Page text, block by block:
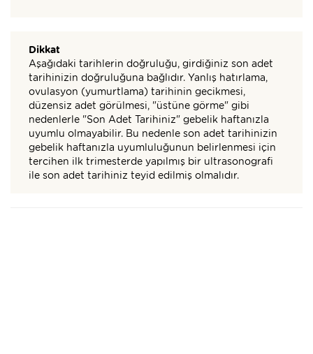
Dikkat
Aşağıdaki tarihlerin doğruluğu, girdiğiniz son adet
tarihinizin doğruluğuna bağlıdır. Yanlış hatırlama,
ovulasyon (yumurtlama) tarihinin gecikmesi,
düzensiz adet görülmesi, "üstüne görme" gibi
nedenlerle "Son Adet Tarihiniz" gebelik haftanızla
uyumlu olmayabilir. Bu nedenle son adet tarihinizin
gebelik haftanızla uyumluluğunun belirlenmesi için
tercihen ilk trimesterde yapılmış bir ultrasonografi
ile son adet tarihiniz teyid edilmiş olmalıdır.